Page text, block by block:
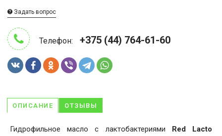
Задать вопрос
Телефон: +375 (44) 764-61-60
ОПИСАНИЕ ОТЗЫВЫ
Гидрофильное масло с лактобактериями Red Lacto